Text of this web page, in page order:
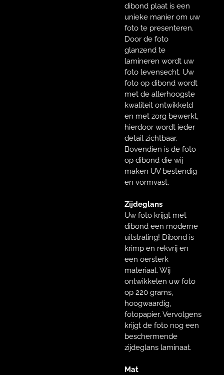
dibond plaat is een
unieke manier om uw
foto te presenteren.
Door de foto
glanzend te
lamineren wordt uw
foto levensecht. Uw
foto op dibond wordt
met de allerhoogste
kwaliteit ontwikkeld
en met zorg bewerkt,
hierdoor wordt ieder
detail zichtbaar.
Bovendien is de foto
op dibond die wij
maken UV bestendig
en vormvast.
Zijdeglans
Uw foto krijgt met
dibond een moderne
uitstraling! Dibond is
krimp en rekvrij en
een oersterk
materiaal. Wij
ontwikkelen uw foto
op 220 grams,
hoogwaardig,
fotopapier. Vervolgens
krijgt de foto nog een
beschermende
zijdeglans laminaat.
Mat